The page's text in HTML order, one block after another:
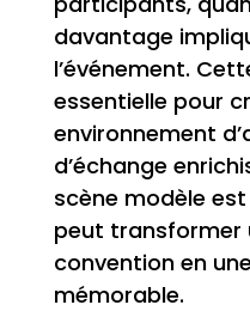
davantage
l’événement.
essentielle pour
environnement
d’échange
scène modèle
peut transformer
convention en
mémorable.